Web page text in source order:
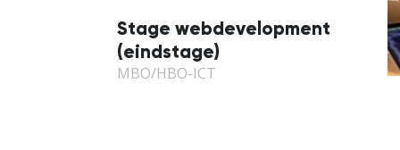
Stage webdevelopment
(eindstage)
MBO/HBO-ICT